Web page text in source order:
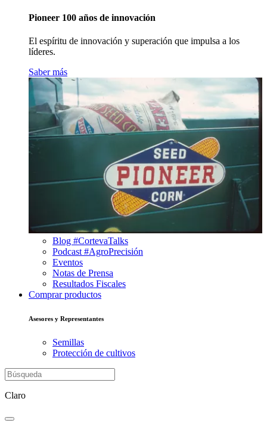
Pioneer 100 años de innovación
El espíritu de innovación y superación que impulsa a los
líderes.
Saber más
Blog #CortevaTalks
Podcast #AgroPrecisión
Eventos
Notas de Prensa
Resultados Fiscales
Comprar productos
Asesores y Representantes
Semillas
Protección de cultivos
Claro